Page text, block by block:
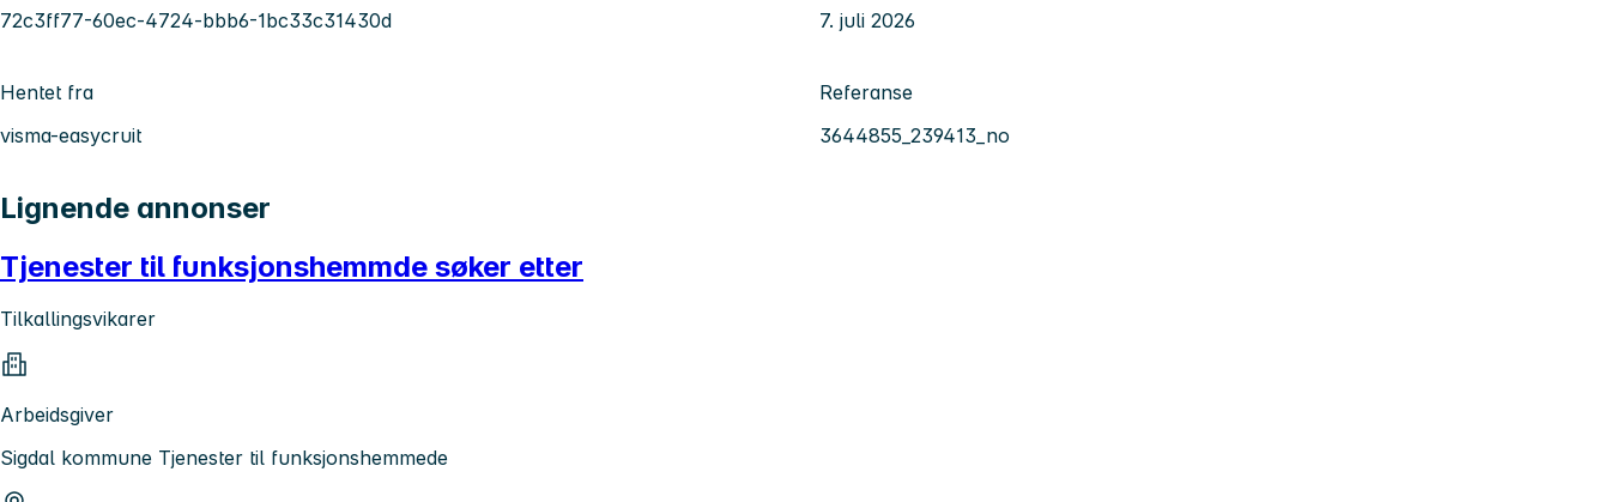
72c3ff77-60ec-4724-bbb6-1bc33c31430d
7. juli 2026
Hentet fra
visma-easycruit
Referanse
3644855_239413_no
Lignende annonser
Tjenester til funksjonshemmde søker etter
Tilkallingsvikarer
Arbeidsgiver
Sigdal kommune Tjenester til funksjonshemmede